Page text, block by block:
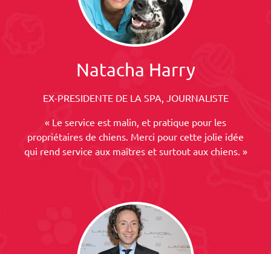
Natacha Harry
EX-PRESIDENTE DE LA SPA, JOURNALISTE
« Le service est malin, et pratique pour les
propriétaires de chiens. Merci pour cette jolie idée
qui rend service aux maîtres et surtout aux chiens. »